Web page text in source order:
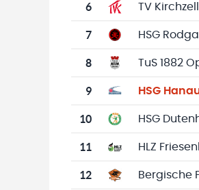
6 TV Kirchzell
7 HSG
8 TuS 1882
9 HSG
10 HSG
11 HLZ
12 Bergische